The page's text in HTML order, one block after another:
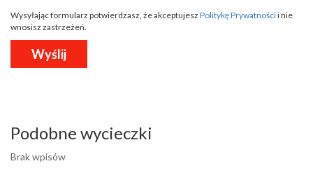
Wysyłając formularz potwierdzasz, że akceptujesz Politykę Prywatnościi nie
wnosisz zastrzeżeń.
Podobne wycieczki
Brak wpisów